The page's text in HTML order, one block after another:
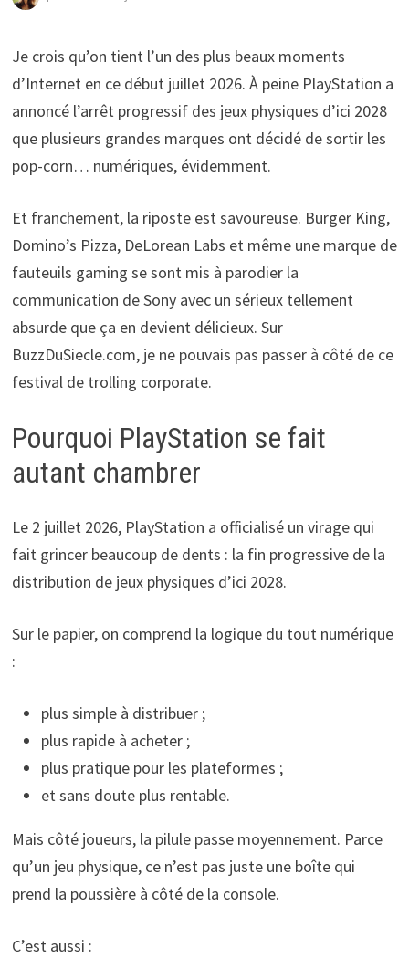
Je crois qu’on tient l’un des plus beaux moments
d’Internet en ce début juillet 2026. À peine PlayStation a
annoncé l’arrêt progressif des jeux physiques d’ici 2028
que plusieurs grandes marques ont décidé de sortir les
pop-corn… numériques, évidemment.
Et franchement, la riposte est savoureuse. Burger King,
Domino’s Pizza, DeLorean Labs et même une marque de
fauteuils gaming se sont mis à parodier la
communication de Sony avec un sérieux tellement
absurde que ça en devient délicieux. Sur
BuzzDuSiecle.com, je ne pouvais pas passer à côté de ce
festival de trolling corporate.
Pourquoi PlayStation se fait
autant chambrer
Le 2 juillet 2026, PlayStation a officialisé un virage qui
fait grincer beaucoup de dents : la fin progressive de la
distribution de jeux physiques d’ici 2028.
Sur le papier, on comprend la logique du tout numérique
:
plus simple à distribuer ;
plus rapide à acheter ;
plus pratique pour les plateformes ;
et sans doute plus rentable.
Mais côté joueurs, la pilule passe moyennement. Parce
qu’un jeu physique, ce n’est pas juste une boîte qui
prend la poussière à côté de la console.
C’est aussi :